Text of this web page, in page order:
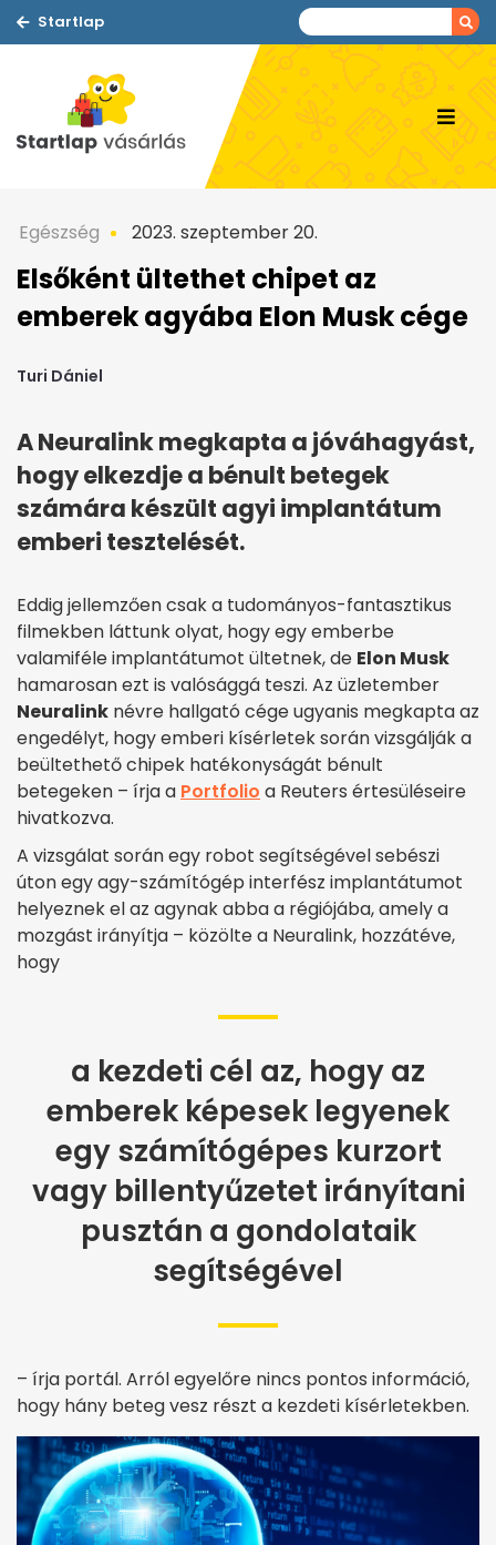
Startlap
Egészség 2023. szeptember 20.
Elsőként ültethet chipet az
emberek agyába Elon Musk cége
Turi Dániel
A Neuralink megkapta a jóváhagyást,
hogy elkezdje a bénult betegek
számára készült agyi implantátum
emberi tesztelését.
Eddig jellemzően csak a tudományos-fantasztikus
filmekben láttunk olyat, hogy egy emberbe
valamiféle implantátumot ültetnek, de Elon Musk
hamarosan ezt is valósággá teszi. Az üzletember
Neuralink névre hallgató cége ugyanis megkapta az
engedélyt, hogy emberi kísérletek során vizsgálják a
beültethető chipek hatékonyságát bénult
betegeken – írja a Portfolio a Reuters értesüléseire
hivatkozva.
A vizsgálat során egy robot segítségével sebészi
úton egy agy-számítógép interfész implantátumot
helyeznek el az agynak abba a régiójába, amely a
mozgást irányítja – közölte a Neuralink, hozzátéve,
hogy
a kezdeti cél az, hogy az
emberek képesek legyenek
egy számítógépes kurzort
vagy billentyűzetet irányítani
pusztán a gondolataik
segítségével
– írja portál. Arról egyelőre nincs pontos információ,
hogy hány beteg vesz részt a kezdeti kísérletekben.